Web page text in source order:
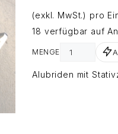
(exkl. MwSt.) pro
18 verfügbar auf
MENGE
Alubriden mit